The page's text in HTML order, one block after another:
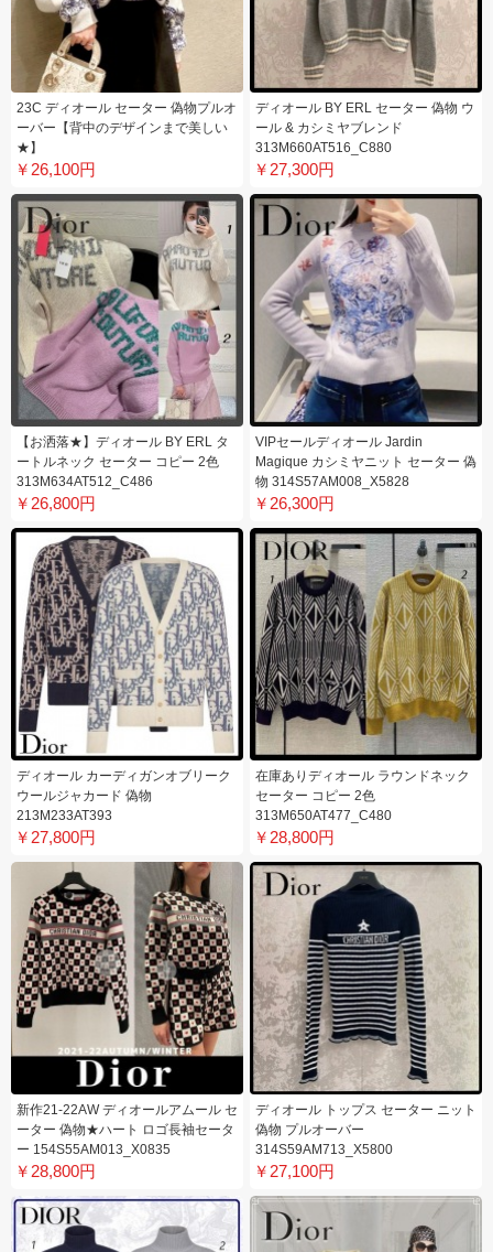
23C ディオール セーター 偽物プルオ
ーバー【背中のデザインまで美しい
★】
￥26,100円
ディオール BY ERL セーター 偽物 ウ
ール & カシミヤブレンド
313M660AT516_C880
￥27,300円
【お洒落★】ディオール BY ERL タ
ートルネック セーター コピー 2色
313M634AT512_C486
￥26,800円
VIPセールディオール Jardin
Magique カシミヤニット セーター 偽
物 314S57AM008_X5828
￥26,300円
ディオール カーディガンオブリーク
ウールジャカード 偽物
213M233AT393
￥27,800円
在庫ありディオール ラウンドネック
セーター コピー 2色
313M650AT477_C480
￥28,800円
新作21-22AW ディオールアムール セ
ーター 偽物★ハート ロゴ長袖セータ
ー 154S55AM013_X0835
￥28,800円
ディオール トップス セーター ニット
偽物 プルオーバー
314S59AM713_X5800
￥27,100円